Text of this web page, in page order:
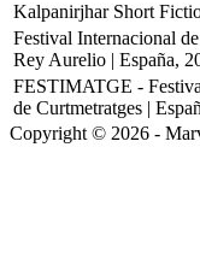
Kalpanirjhar Short
Festival Internacional
Rey Aurelio | España,
FESTIMATGE -
de Curtmetratges |
Copyright © 2026 -